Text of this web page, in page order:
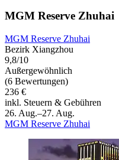
MGM Reserve Zhuhai
MGM Reserve Zhuhai
Bezirk Xiangzhou
9,8/10
Außergewöhnlich
(6 Bewertungen)
236 €
inkl. Steuern & Gebühren
26. Aug.–27. Aug.
MGM Reserve Zhuhai